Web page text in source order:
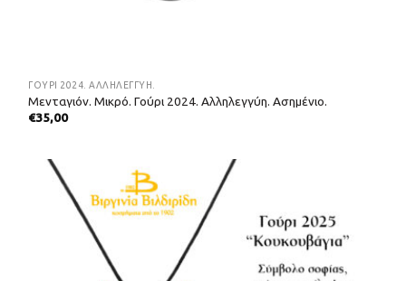
ΓΟΎΡΙ 2024. ΑΛΛΗΛΕΓΓΎΗ.
Μενταγιόν. Μικρό. Γούρι 2024. Αλληλεγγύη. Ασημένιο.
€35,00